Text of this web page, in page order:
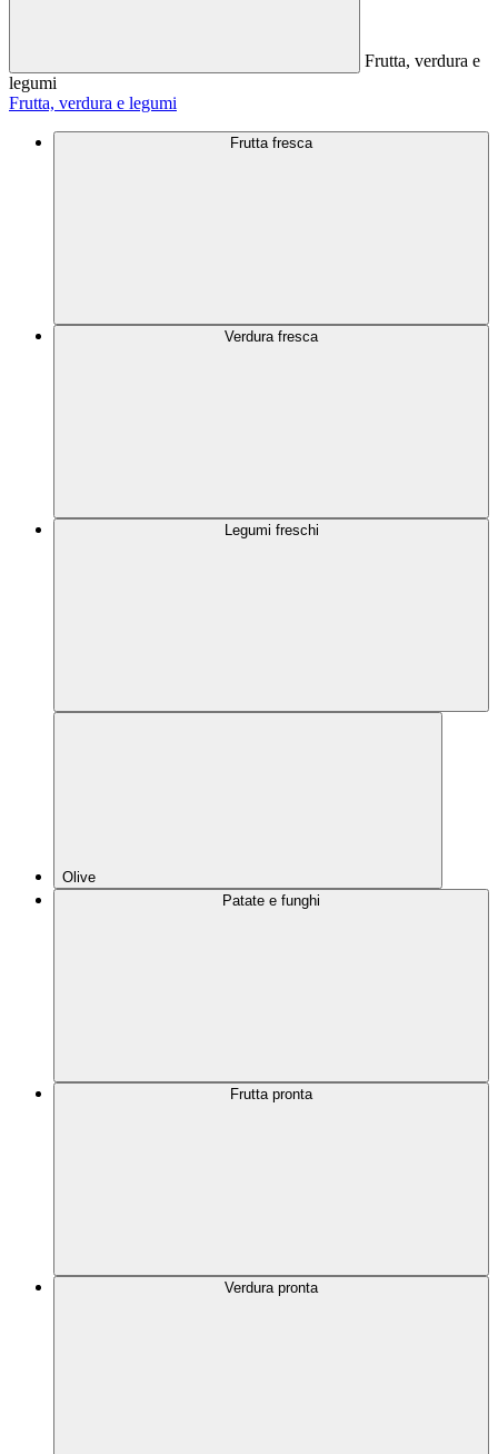
Frutta, verdura e
legumi
Frutta, verdura e legumi
Frutta fresca
Verdura fresca
Legumi freschi
Olive
Patate e funghi
Frutta pronta
Verdura pronta